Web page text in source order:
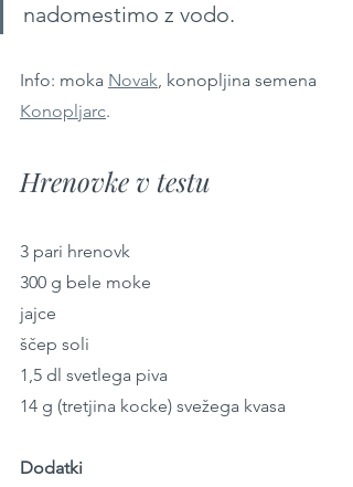
nadomestimo z vodo.
Info: moka Novak, konopljina semena
Konopljarc.
Hrenovke v testu
3 pari hrenovk
300 g bele moke
jajce
ščep soli
1,5 dl svetlega piva
14 g (tretjina kocke) svežega kvasa
Dodatki